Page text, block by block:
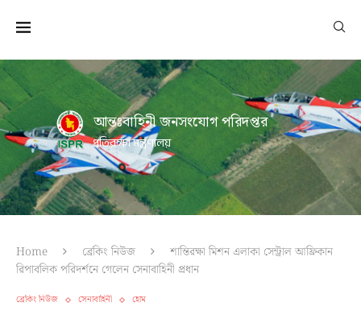
আন্তঃবাহিনী জনসংযোগ পরিদপ্তর
প্রতিরক্ষা মন্ত্রণালয়
Home ব্রেকিং নিউজ
শান্তিরক্ষা মিশন এলাকা সেন্ট্রাল আফ্রিকান
রিপাবলিক পরিদর্শনে গেলেন সেনাবাহিনী প্রধান
ব্রেকিং নিউজ সেনাবাহিনী হোম